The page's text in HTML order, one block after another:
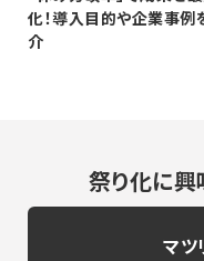
化！導入目的や企業事例
介
祭り化に興
マツ